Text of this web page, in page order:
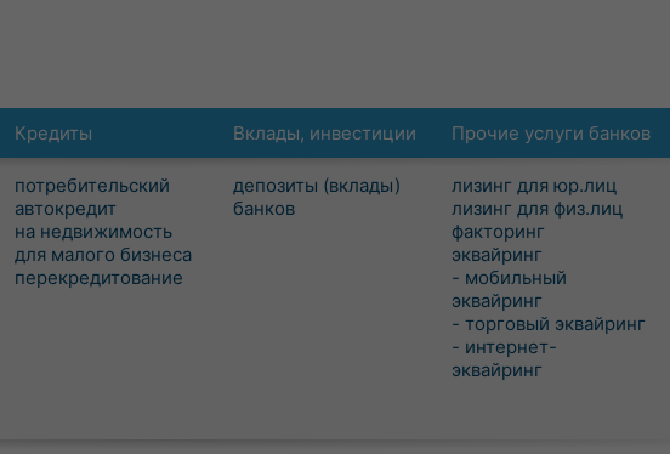
Кредиты
потребительский
автокредит
на недвижимость
для малого бизнеса
перекредитование
Вклады, инвестиции
депозиты (вклады)
банков
Прочие услуги банков
лизинг для юр.лиц
лизинг для физ.лиц
факторинг
эквайринг
- мобильный
эквайринг
- торговый эквайринг
- интернет-
эквайринг